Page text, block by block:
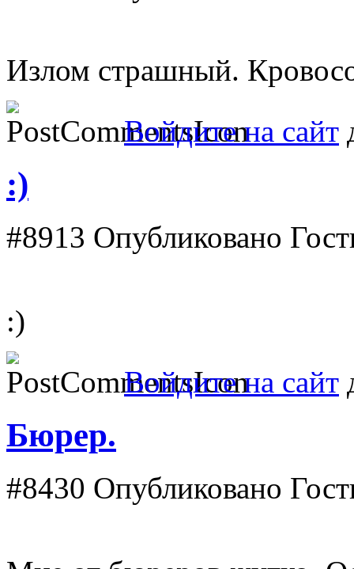
Излом страшный.
Войдите на сайт
:)
#8913 Опубликовано
:)
Войдите на сайт
Бюрер.
#8430 Опубликовано